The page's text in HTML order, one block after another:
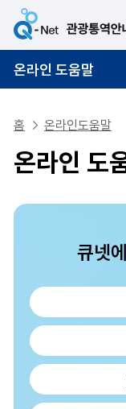
온라인 도움말
홈 온라인도움말
온라인 도
큐넷